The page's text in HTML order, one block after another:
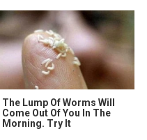
The Lump Of Worms Will
Come Out Of You In The
Morning. Try It